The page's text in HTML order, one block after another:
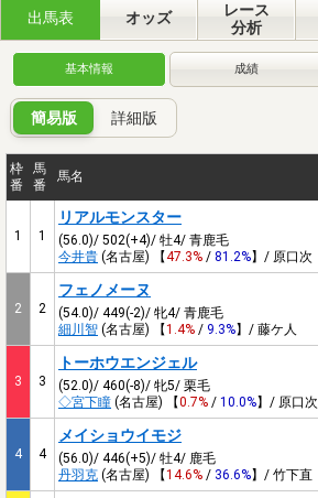
出馬表 オッズ
レース
分析
基本情報 成績
簡易版 詳細版
枠
番
馬
番
馬名
1 1
リアルモンスター
(56.0)/ 502(+4)/ 牡4/ 青鹿毛
今井貴 (名古屋) 【47.3% / 81.2%】/ 原口次
2 2
フェノメーヌ
(54.0)/ 449(-2)/ 牝4/ 青鹿毛
細川智 (名古屋) 【1.4% / 9.3%】/ 藤ケ人
3 3
トーホウエンジェル
(52.0)/ 460(-8)/ 牝5/ 栗毛
◇宮下瞳 (名古屋) 【0.7% / 10.0%】/ 原口次
4 4
メイショウイモジ
(56.0)/ 446(+5)/ 牡4/ 鹿毛
丹羽克 (名古屋) 【14.6% / 36.6%】/ 竹下直